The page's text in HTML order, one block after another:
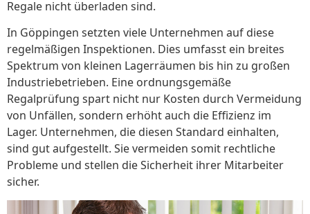
Regale nicht überladen sind.
In Göppingen setzten viele Unternehmen auf diese
regelmäßigen Inspektionen. Dies umfasst ein breites
Spektrum von kleinen Lagerräumen bis hin zu großen
Industriebetrieben. Eine ordnungsgemäße
Regalprüfung spart nicht nur Kosten durch Vermeidung
von Unfällen, sondern erhöht auch die Effizienz im
Lager. Unternehmen, die diesen Standard einhalten,
sind gut aufgestellt. Sie vermeiden somit rechtliche
Probleme und stellen die Sicherheit ihrer Mitarbeiter
sicher.